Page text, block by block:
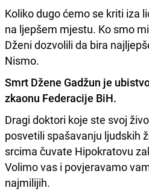
Koliko dugo ćemo se kriti iza
na ljepšem mjestu. Ko smo
Dženi dozvolili da bira
Nismo.
Smrt Džene Gadžun je
zkaonu Federacije BiH.
Dragi doktori koje ste svoj
posvetili spašavanju ljudskih
srcima čuvate Hipokratovu
Volimo vas i povjeravamo
najmilijih.